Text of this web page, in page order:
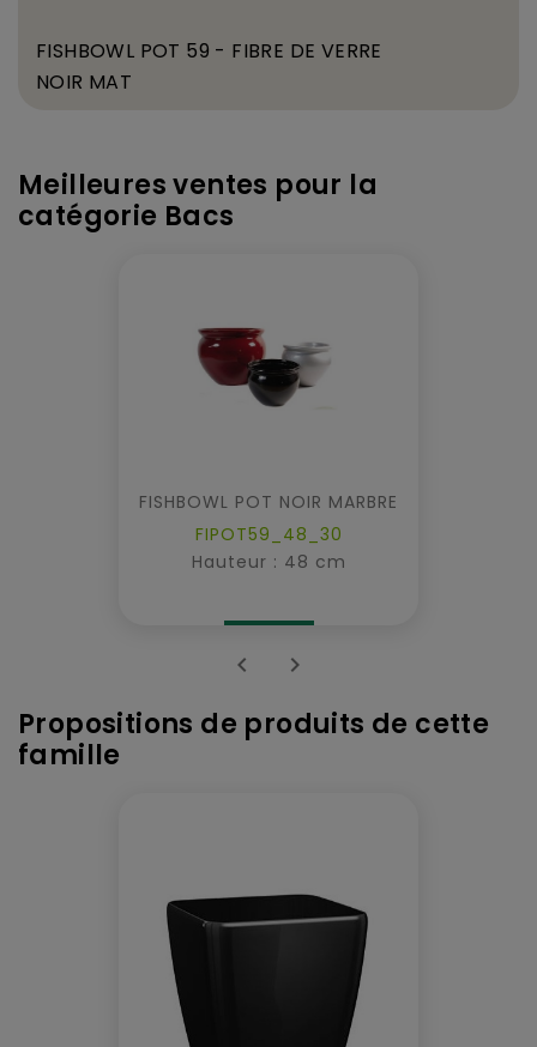
FISHBOWL POT 59 - FIBRE DE VERRE
NOIR MAT
Meilleures ventes pour la
catégorie Bacs
FISHBOWL POT NOIR MARBRE
FIPOT59_48_30
Hauteur : 48 cm
 
Propositions de produits de cette
famille